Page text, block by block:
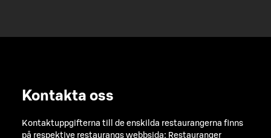
Kontakta oss
Kontaktuppgifterna till de enskilda restaurangerna finns
på respektive restaurangs webbsida: Restauranger